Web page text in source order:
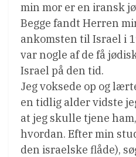
min mor er en iransk
Begge fandt Herren
ankomsten til Israel i
var nogle af de få
Israel på den tid.
Jeg voksede op og
en tidlig alder vidste
at jeg skulle tjene
hvordan. Efter min
den israelske flåde),